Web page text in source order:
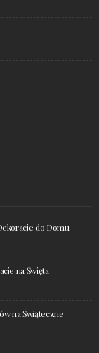
do Domu
na Święta
na Świąteczne